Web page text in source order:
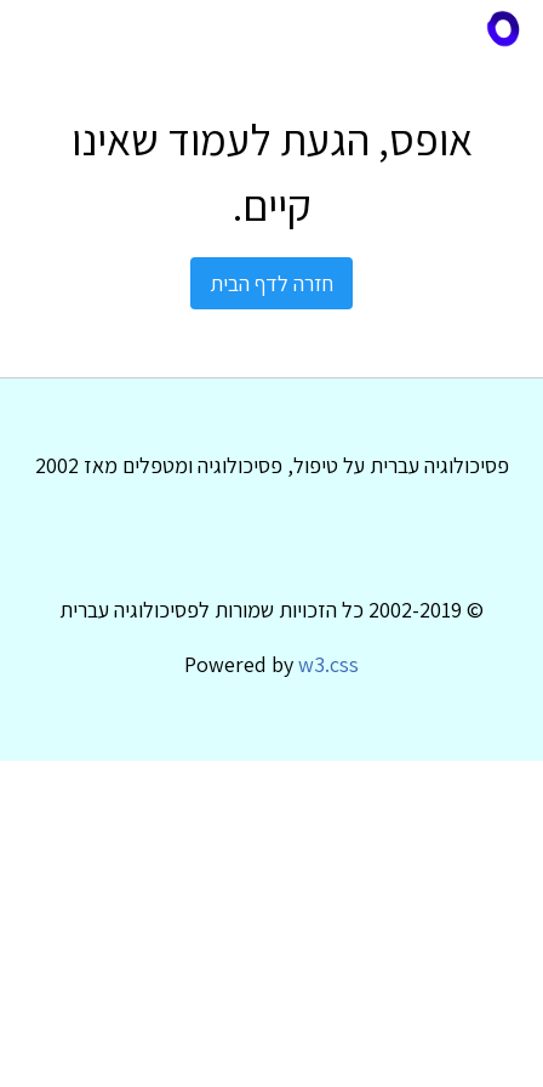
אופס, הגעת לעמוד שאינו
קיים.
חזרה לדף הבית
פסיכולוגיה עברית על טיפול, פסיכולוגיה ומטפלים מאז 2002
© 2002-2019 כל הזכויות שמורות לפסיכולוגיה עברית
Powered byw3.css